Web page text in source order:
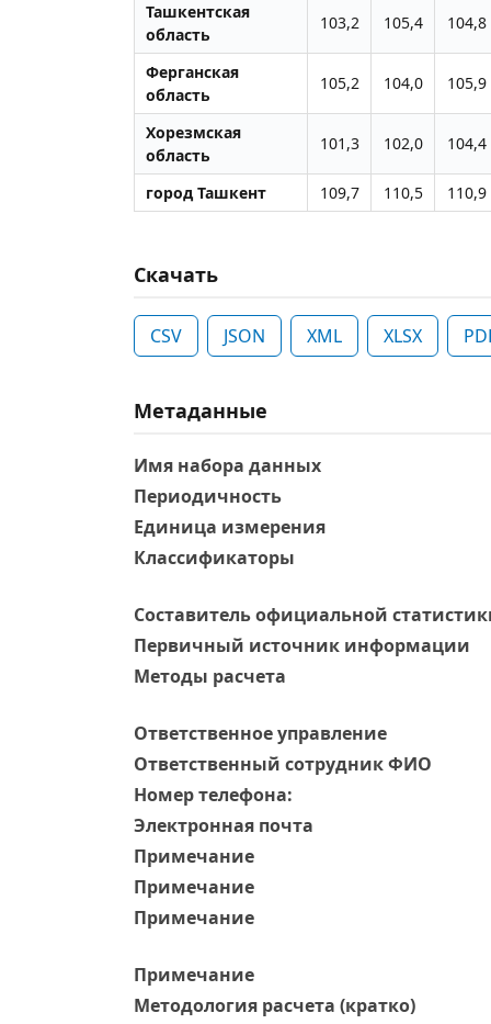
Ташкентская
область
103,2 105,4 104,8
Ферганская
область
105,2 104,0 105,9
Хорезмская
область
101,3 102,0 104,4
город Ташкент 109,7 110,5 110,9
Скачать
CSV JSON XML XLSX
Метаданные
Имя набора данных
Периодичность
Единица измерения
Классификаторы
Составитель официальной
Первичный источник информации
Методы расчета
Ответственное управление
Oтветственный сотрудник ФИО
Номер телефона:
Электронная почта
Примечание
Примечание
Примечание
Примечание
Методология расчета (кратко)